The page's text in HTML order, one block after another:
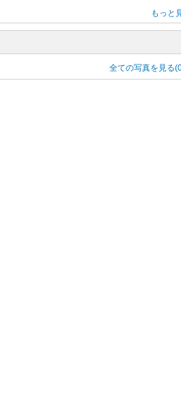
もっと
全ての写真を見る